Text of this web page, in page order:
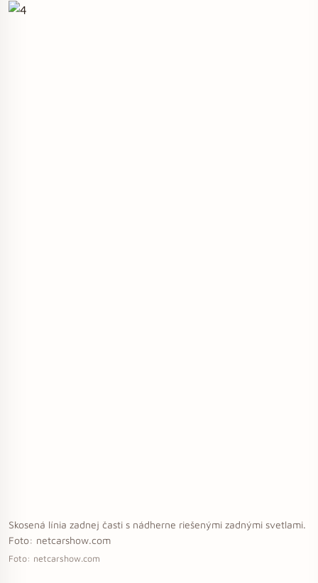
Skosená línia zadnej časti s nádherne riešenými zadnými svetlami.
Foto: netcarshow.com
Foto: netcarshow.com